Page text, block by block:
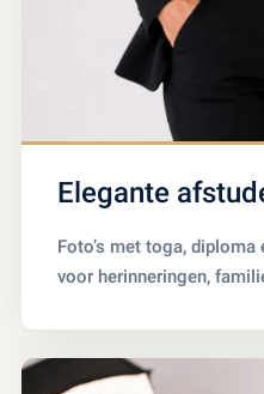
Elegante
Foto’s met toga,
voor herinneringen,